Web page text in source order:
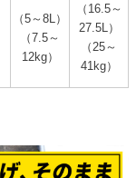
（5～8L）
（7.5～
12kg）
（16.5～
27.5L）
（25～
41kg）